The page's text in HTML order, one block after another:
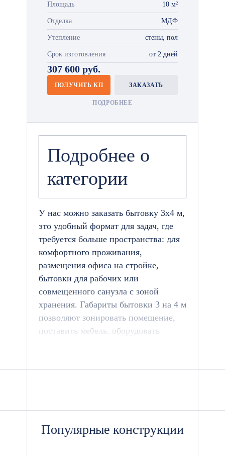
Площадь 10 м²
Отделка МДФ
Утепление стены, пол
Срок изготовления от 2 дней
307 600 руб.
ПОЛУЧИТЬ КП ЗАКАЗАТЬ
ПОДРОБНЕЕ
Подробнее о
категории
У нас можно заказать бытовку 3х4 м,
это удобный формат для задач, где
требуется больше пространства: для
комфортного проживания,
размещения офиса на стройке,
бытовки для рабочих или
совмещенного санузла с зоной
хранения. Габариты бытовки 3 на 4 м
позволяют зонировать помещение,
поставить мебель, оборудовать
между сменами.
цеху площадью 3200 м² в
собираем на металлическом каркасе
Популярные конструкции